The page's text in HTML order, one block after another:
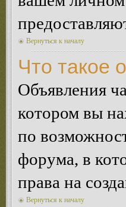
Вернуться к началу
Что такое
Объявления
котором вы
по
форума, в
права на
Вернуться к началу